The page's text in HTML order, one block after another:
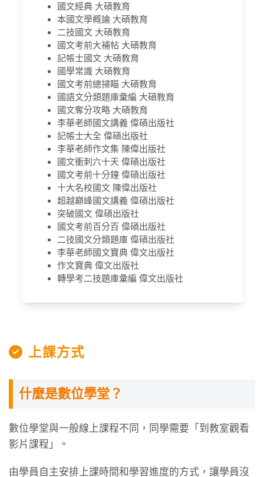
上課方式
什麼是數位學堂？
數位學堂與一般線上課程不同，同學需要「到教室觀看
影片課程」。
由學員自主安排上課時間和學習進度的方式，讓學員沒
國文經典 大碩教育
本國文學概論 大碩教育
二技國文 大碩教育
國文考前大補帖 大碩教育
記帳士國文 大碩教育
國學常識 大碩教育
國文考前總掃瞄 大碩教育
國語文分類題庫彙編 大碩教育
國文奪分攻略 大碩教育
李華老師國文講義 偉碩出版社
記帳士大全 偉碩出版社
李華老師作文集 陳偉出版社
國文衝刺六十天 偉碩出版社
國文考前十分鐘 偉碩出版社
十大名校國文 陳偉出版社
超越巔峰國文講義 偉碩出版社
突破國文 偉碩出版社
國文考前百分百 偉碩出版社
二技國文分類題庫 偉碩出版社
李華老師國文寶典 偉文出版社
作文寶典 偉文出版社
轉學考二技題庫彙編 偉文出版社